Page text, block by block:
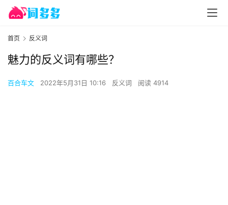
首页 反义词
魅力的反义词有哪些？
百合车文 2022年5月31日 10:16 反义词 阅读 4914